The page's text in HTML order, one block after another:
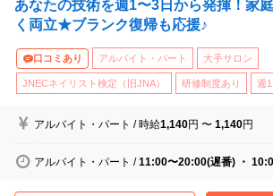
あなたの技術を週1〜3日から発揮！家
く両立★ブランク復帰も応援♪
口コミあり アルバイト・パート 大手サロン
JNECネイリスト検定（旧JNA） 研修制度あり 週1
アルバイト・パート /時給1,140円 〜1,140円
アルバイト・パート /11:00〜20:00(遅番) ・